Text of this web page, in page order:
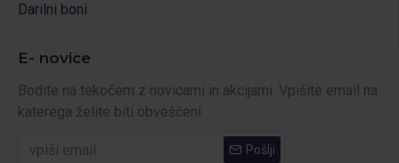
Darilni boni
E- novice
Bodite na tekočem z novicami in akcijami. Vpišite email na
katerega želite biti obveščeni.
Pošlji